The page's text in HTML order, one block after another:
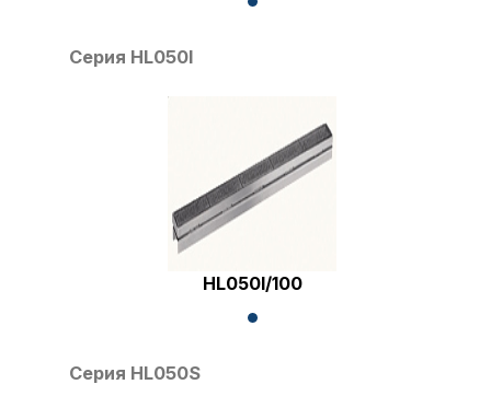
Серия HL050I
HL050I/100
Серия HL050S